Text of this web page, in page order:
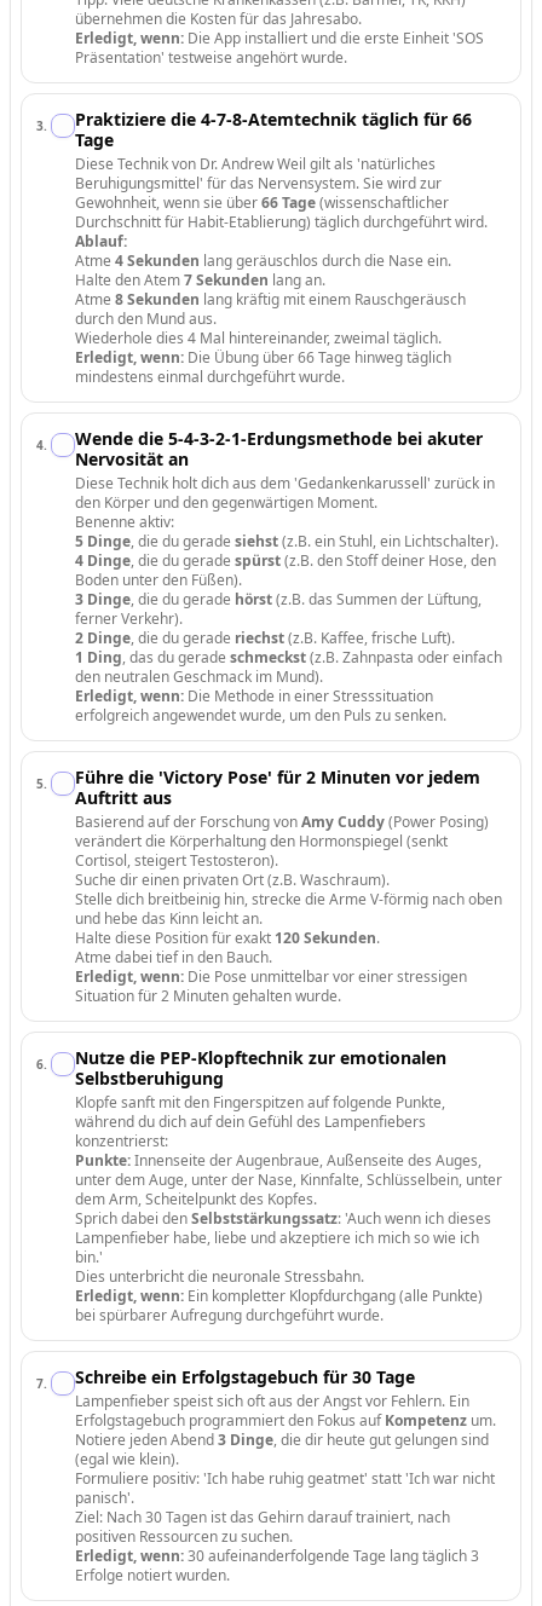
übernehmen die Kosten für das Jahresabo.
Erledigt, wenn: Die App installiert und die erste Einheit 'SOS
Präsentation' testweise angehört wurde.
3.
Praktiziere die 4-7-8-Atemtechnik täglich für 66
Tage
Diese Technik von Dr. Andrew Weil gilt als 'natürliches
Beruhigungsmittel' für das Nervensystem. Sie wird zur
Gewohnheit, wenn sie über66 Tage(wissenschaftlicher
Durchschnitt für Habit-Etablierung) täglich durchgeführt wird.
Ablauf:
Atme 4 Sekunden lang geräuschlos durch die Nase ein.
Halte den Atem7 Sekunden lang an.
Atme 8 Sekunden lang kräftig mit einem Rauschgeräusch
durch den Mund aus.
Wiederhole dies 4 Mal hintereinander, zweimal täglich.
Erledigt, wenn: Die Übung über 66 Tage hinweg täglich
mindestens einmal durchgeführt wurde.
4.
Wende die 5-4-3-2-1-Erdungsmethode bei akuter
Nervosität an
Diese Technik holt dich aus dem 'Gedankenkarussell' zurück in
den Körper und den gegenwärtigen Moment.
Benenne aktiv:
5 Dinge, die du gerade siehst(z.B. ein Stuhl, ein Lichtschalter).
4 Dinge, die du gerade spürst(z.B. den Stoff deiner Hose, den
Boden unter den Füßen).
3 Dinge, die du gerade hörst(z.B. das Summen der Lüftung,
ferner Verkehr).
2 Dinge, die du gerade riechst(z.B. Kaffee, frische Luft).
1 Ding, das du gerade schmeckst(z.B. Zahnpasta oder einfach
den neutralen Geschmack im Mund).
Erledigt, wenn: Die Methode in einer Stresssituation
erfolgreich angewendet wurde, um den Puls zu senken.
5.
Führe die 'Victory Pose' für 2 Minuten vor jedem
Auftritt aus
Basierend auf der Forschung vonAmy Cuddy(Power Posing)
verändert die Körperhaltung den Hormonspiegel (senkt
Cortisol, steigert Testosteron).
Suche dir einen privaten Ort (z.B. Waschraum).
Stelle dich breitbeinig hin, strecke die Arme V-förmig nach oben
und hebe das Kinn leicht an.
Halte diese Position für exakt 120 Sekunden.
Atme dabei tief in den Bauch.
Erledigt, wenn: Die Pose unmittelbar vor einer stressigen
Situation für 2 Minuten gehalten wurde.
6.
Nutze die PEP-Klopftechnik zur emotionalen
Selbstberuhigung
Klopfe sanft mit den Fingerspitzen auf folgende Punkte,
während du dich auf dein Gefühl des Lampenfiebers
konzentrierst:
Punkte:Innenseite der Augenbraue, Außenseite des Auges,
unter dem Auge, unter der Nase, Kinnfalte, Schlüsselbein, unter
dem Arm, Scheitelpunkt des Kopfes.
Sprich dabei denSelbststärkungssatz: 'Auch wenn ich dieses
Lampenfieber habe, liebe und akzeptiere ich mich so wie ich
bin.'
Dies unterbricht die neuronale Stressbahn.
Erledigt, wenn: Ein kompletter Klopfdurchgang (alle Punkte)
bei spürbarer Aufregung durchgeführt wurde.
7. Schreibe ein Erfolgstagebuch für 30 Tage
Lampenfieber speist sich oft aus der Angst vor Fehlern. Ein
Erfolgstagebuch programmiert den Fokus aufKompetenz um.
Notiere jeden Abend3 Dinge, die dir heute gut gelungen sind
(egal wie klein).
Formuliere positiv: 'Ich habe ruhig geatmet' statt 'Ich war nicht
panisch'.
Ziel: Nach 30 Tagen ist das Gehirn darauf trainiert, nach
positiven Ressourcen zu suchen.
Erledigt, wenn:30 aufeinanderfolgende Tage lang täglich 3
Erfolge notiert wurden.